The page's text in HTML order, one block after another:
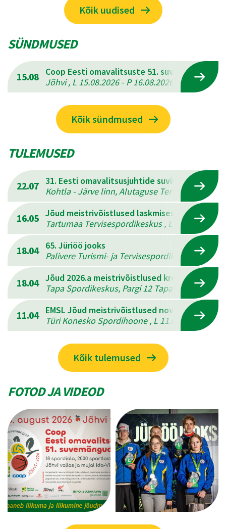
Kõik uudised
SÜNDMUSED
15.08
Coop Eesti omavalitsuste 51. suvemängud
Jõhvi , L 15.08.2026 - P 16.08.2026
Kõik sündmused
TULEMUSED
22.07 31. Eesti omavalitsusjuhtide suvine
Kohtla - Järve linn, Alutaguse
16.05 Jõud meistrivõistlused laskmises
Tartumaa Tervisespordikeskus , L 16.05.2026 -
18.04
65. Jüriöö jooks
Palivere Turismi- ja Tervisespordikeskus , L
18.04 Jõud 2026.a meistrivõistlused kreeka-rooma
Tapa Spordikeskus, Pargi 12 Tapal , L
11.04
EMSL Jõud meistrivõistlused novuses
Türi Konesko Spordihoone , L 11.04.2026 - P
Kõik tulemused
FOTOD JA VIDEOD